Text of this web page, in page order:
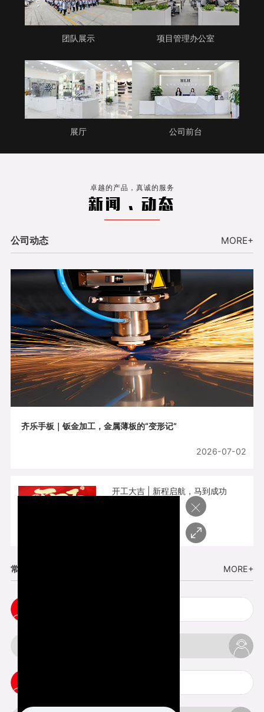
团队展示 项目管理办公室
展厅 公司前台
卓越的产品，真诚的服务
新闻 . 动态
公司动态 MORE+
齐乐手板｜钣金加工，金属薄板的“变形记”
2026-07-02
开工大吉 | 新程启航，马到成功
常见问题 MORE+
×